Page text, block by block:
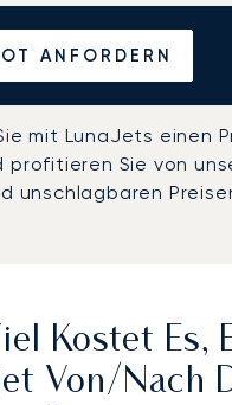
ANFORDERN
Sie einen
Davos
mit LunaJets einen
profitieren Sie von
unschlagbaren
Kostet Es,
Von/nach